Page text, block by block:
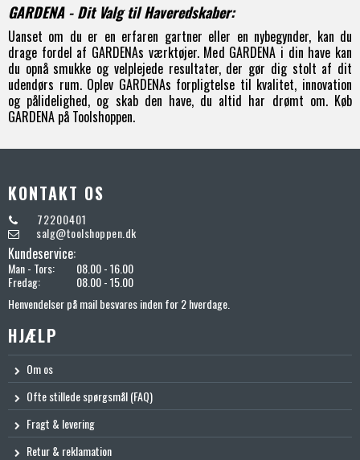
GARDENA - Dit Valg til Haveredskaber:
Uanset om du er en erfaren gartner eller en nybegynder, kan du
drage fordel af GARDENAs værktøjer. Med GARDENA i din have kan
du opnå smukke og velplejede resultater, der gør dig stolt af dit
udendørs rum. Oplev GARDENAs forpligtelse til kvalitet, innovation
og pålidelighed, og skab den have, du altid har drømt om. Køb
GARDENA på Toolshoppen.
KONTAKT OS
72200401
salg@toolshoppen.dk
Kundeservice:
Man - Tors:
08.00 - 16.00
Fredag:
08.00 - 15.00
Henvendelser på mail besvares inden for 2 hverdage.
HJÆLP
Om os
Ofte stillede spørgsmål (FAQ)
Fragt & levering
Retur & reklamation